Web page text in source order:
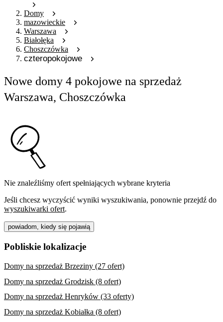
Domy
mazowieckie
Warszawa
Białołęka
Choszczówka
czteropokojowe
Nowe domy 4 pokojowe na sprzedaż
Warszawa, Choszczówka
Nie znaleźliśmy ofert spełniających wybrane kryteria
Jeśli chcesz wyczyścić wyniki wyszukiwania, ponownie przejdź do
wyszukiwarki ofert.
powiadom, kiedy się pojawią
Pobliskie lokalizacje
Domy na sprzedaż Brzeziny (27 ofert)
Domy na sprzedaż Grodzisk (8 ofert)
Domy na sprzedaż Henryków (33 oferty)
Domy na sprzedaż Kobiałka (8 ofert)